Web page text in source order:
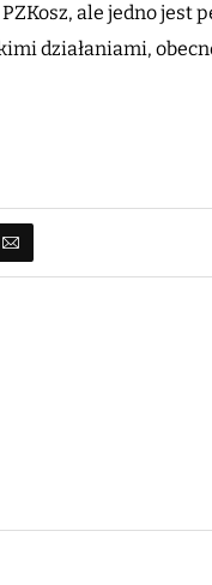
ale jedno
działaniami,